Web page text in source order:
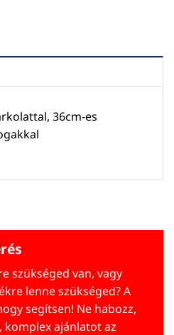
36cm-es
szükséged van, vagy
lenne szükséged? A
segítsen! Ne habozz,
komplex ajánlatot az